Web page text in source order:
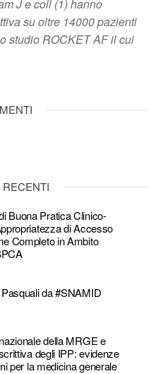
J e coll (1) hanno
su oltre 14000 pazienti
studio ROCKET AF il cui
Buona Pratica Clinico-
di Accesso
Completo in Ambito
da #SNAMID
della MRGE e
degli IPP: evidenze
per la medicina generale